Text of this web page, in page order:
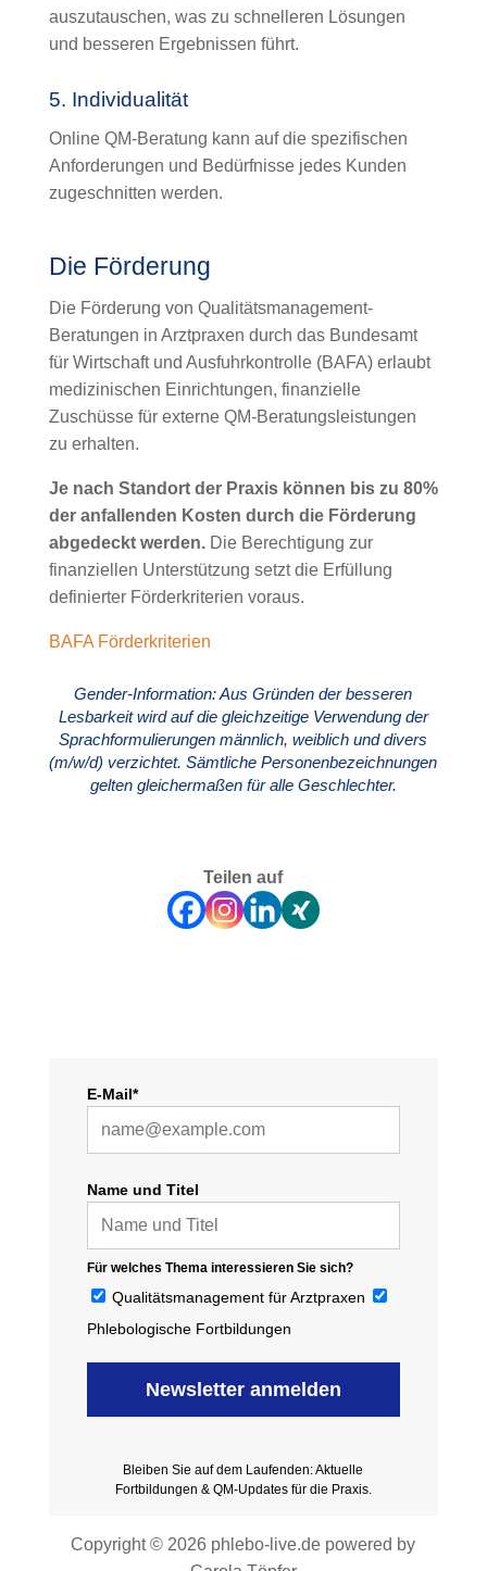
auszutauschen, was zu schnelleren Lösungen
und besseren Ergebnissen führt.
5. Individualität
Online QM-Beratung kann auf die spezifischen
Anforderungen und Bedürfnisse jedes Kunden
zugeschnitten werden.
Die Förderung
Die Förderung von Qualitätsmanagement-
Beratungen in Arztpraxen durch das Bundesamt
für Wirtschaft und Ausfuhrkontrolle (BAFA) erlaubt
medizinischen Einrichtungen, finanzielle
Zuschüsse für externe QM-Beratungsleistungen
zu erhalten.
Je nach Standort der Praxis können bis zu 80%
der anfallenden Kosten durch die Förderung
abgedeckt werden.Die Berechtigung zur
finanziellen Unterstützung setzt die Erfüllung
definierter Förderkriterien voraus.
BAFA Förderkriterien
Gender-Information: Aus Gründen der besseren
Lesbarkeit wird auf die gleichzeitige Verwendung der
Sprachformulierungen männlich, weiblich und divers
(m/w/d) verzichtet. Sämtliche Personenbezeichnungen
gelten gleichermaßen für alle Geschlechter.
Teilen auf
E-Mail*
Name und Titel
Für welches Thema interessieren Sie sich?
Qualitätsmanagement für Arztpraxen
Phlebologische Fortbildungen
Newsletter anmelden
Bleiben Sie auf dem Laufenden: Aktuelle
Fortbildungen & QM-Updates für die Praxis.
Copyright © 2026 phlebo-live.de powered by